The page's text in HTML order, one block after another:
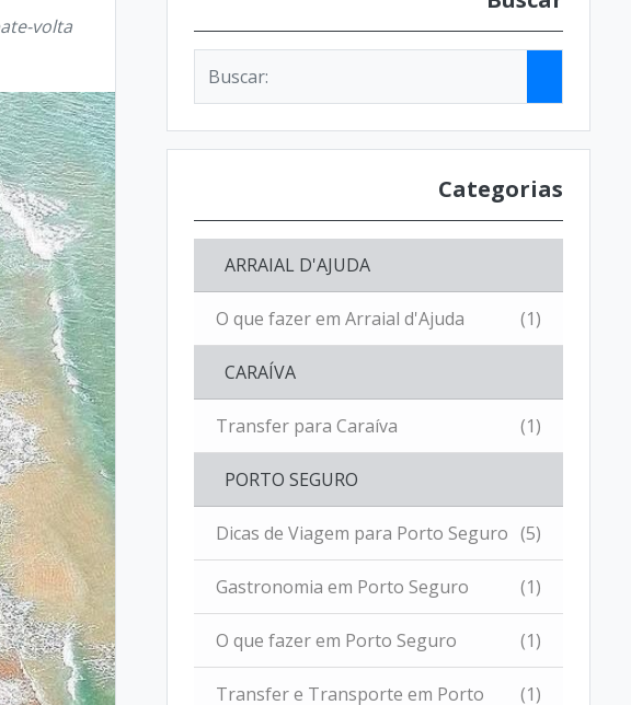
volta
Categorias
ARRAIAL D'AJUDA
O que fazer em Arraial d'Ajuda (1)
CARAÍVA
Transfer para Caraíva (1)
PORTO SEGURO
Dicas de Viagem para Porto Seguro (5)
Gastronomia em Porto Seguro (1)
O que fazer em Porto Seguro (1)
Transfer e Transporte em Porto
(1)